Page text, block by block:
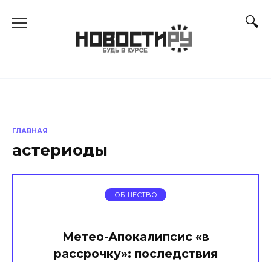
ГЛАВНАЯ
астериоды
ОБЩЕСТВО
Метео-Апокалипсис «в
рассрочку»: последствия